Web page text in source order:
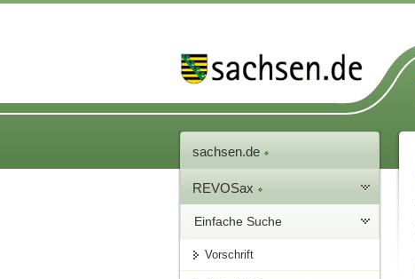
sachsen.de
REVOSax
Einfache Suche
Vorschrift